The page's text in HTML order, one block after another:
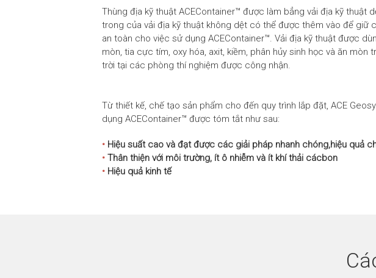
Thùng địa kỹ thuật ACEContainer™ được làm bẳng vải địa kỹ
trong của vải địa kỹ thuật không dệt có thể được thêm vào để
an toàn cho việc sử dụng ACEContainer™. Vải địa kỹ thuật được
mòn, tia cực tím, oxy hóa, axit, kiềm, phân hủy sinh học và ăn
trời tại các phòng thí nghiệm được công nhận.
Từ thiết kế, chế tạo sản phẩm cho đến quy trình lắp đặt, ACE
dụng ACEContainer™ được tóm tắt như sau:
• Hiệu suất cao và đạt được các giải pháp nhanh chóng,hiệu quả
• Thân thiện với môi trường, ít ô nhiễm và ít khí thải cácbon
• Hiệu quả kinh tế